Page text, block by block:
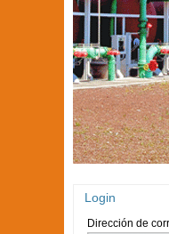
Login
Dirección de